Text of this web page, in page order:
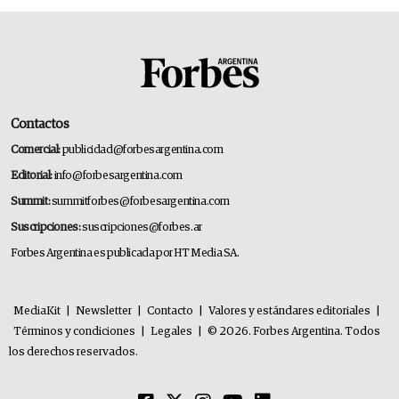
Contactos
Comercial:publicidad@forbesargentina.com
Editorial:info@forbesargentina.com
Summit:summitforbes@forbesargentina.com
Suscripciones:suscripciones@forbes.ar
Forbes Argentina es publicada por HT Media SA.
MediaKit Newsletter Contacto Valores y estándares editoriales
Términos y condiciones
Legales
© 2026. Forbes Argentina. Todos
los derechos reservados.